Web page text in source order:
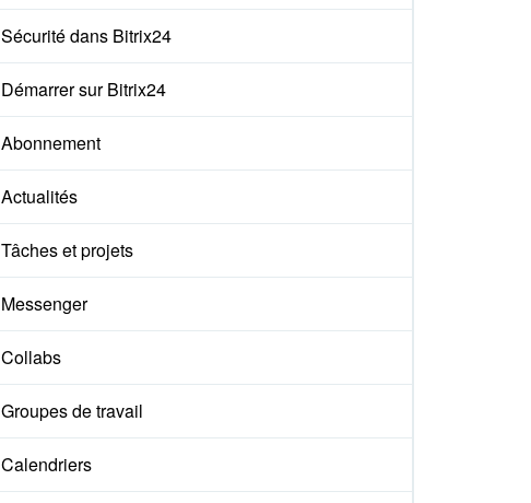
Sécurité dans Bitrix24
Démarrer sur Bitrix24
Abonnement
Actualités
Tâches et projets
Messenger
Collabs
Groupes de travail
Calendriers